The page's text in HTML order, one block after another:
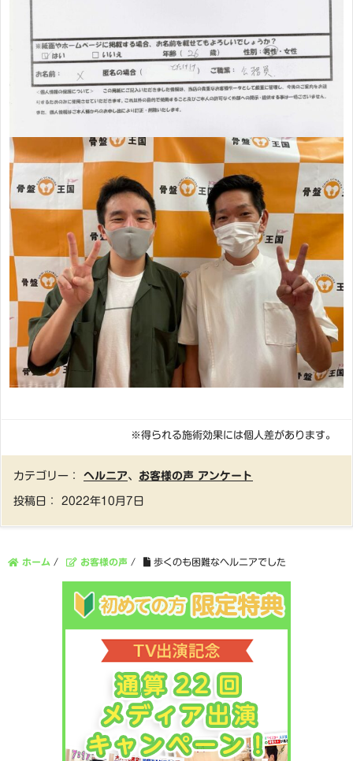
※得られる施術効果には個人差があります。
カテゴリー： ヘルニア、 お客様の声 アンケート
投稿日： 2022年10月7日
ホーム / お客様の声 / 歩くのも困難なヘルニアでした